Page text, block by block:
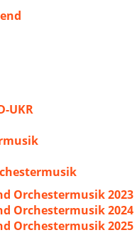
UKR
Orchestermusik 2023
Orchestermusik 2024
Orchestermusik 2025